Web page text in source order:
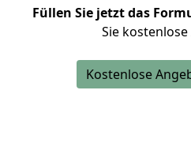
Füllen Sie jetzt das
Sie
Kostenlose